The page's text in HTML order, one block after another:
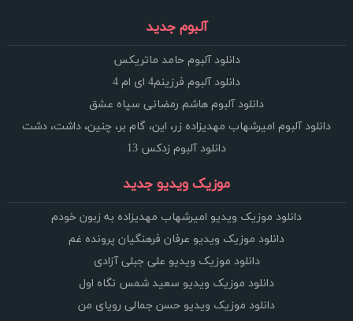
آلبوم جدید
دانلود آلبوم حامد ماتریکس
دانلود آلبوم فرزینم4 ای ام 4
دانلود آلبوم هاشم رمضانی سپاه عشق
دانلود آلبوم امیرشهاب مهدیزاده زر، این، گام بر، چنین، داشت، دشت
دانلود آلبوم زدکس 13
موزیک ویدیو جدید
دانلود موزیک ویدیو امیرشهاب مهدیزاده به زبون خودم
دانلود موزیک ویدیو عرفان فرهنگیان پرونده غم
دانلود موزیک ویدیو علی جبلی آزادی
دانلود موزیک ویدیو سعید شمس نگاه اول
دانلود موزیک ویدیو حسن جمالی رویای من